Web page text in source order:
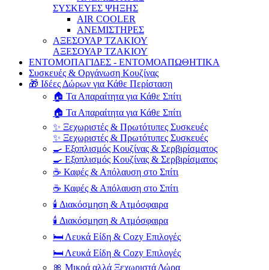
ΣΥΣΚΕΥΕΣ ΨΗΞΗΣ
AIR COOLER
ΑΝΕΜΙΣΤΗΡΕΣ
ΑΞΕΣΟΥΑΡ ΤΖΑΚΙΟΥ
ΑΞΕΣΟΥΑΡ ΤΖΑΚΙΟΥ
ΕΝΤΟΜΟΠΑΓΙΔΕΣ - ΕΝΤΟΜΟΑΠΩΘΗΤΙΚΑ
Συσκευές & Οργάνωση Κουζίνας
🎁 Ιδέες Δώρων για Κάθε Περίσταση
🏠 Τα Απαραίτητα για Κάθε Σπίτι
🏠 Τα Απαραίτητα για Κάθε Σπίτι
✨ Ξεχωριστές & Πρωτότυπες Συσκευές
✨ Ξεχωριστές & Πρωτότυπες Συσκευές
🍳 Εξοπλισμός Κουζίνας & Σερβιρίσματος
🍳 Εξοπλισμός Κουζίνας & Σερβιρίσματος
☕ Καφές & Απόλαυση στο Σπίτι
☕ Καφές & Απόλαυση στο Σπίτι
🕯️ Διακόσμηση & Ατμόσφαιρα
🕯️ Διακόσμηση & Ατμόσφαιρα
🛏️ Λευκά Είδη & Cozy Επιλογές
🛏️ Λευκά Είδη & Cozy Επιλογές
🎀 Μικρά αλλά Ξεχωριστά Δώρα